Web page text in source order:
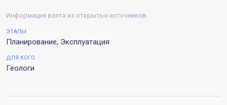
Информация взята из открытых источников
ЭТАПЫ
Планирование, Эксплуатация
ДЛЯ КОГО
Геологи